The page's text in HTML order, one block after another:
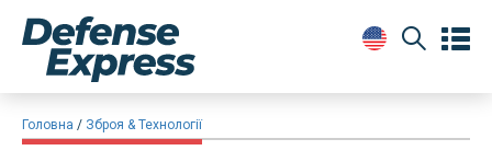
Головна Зброя & Технології